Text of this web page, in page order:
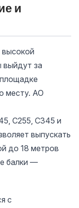
и
высокой
выйдут за
месту. АО
С255, С345 и
выпускать
до 18 метров
балки —
с